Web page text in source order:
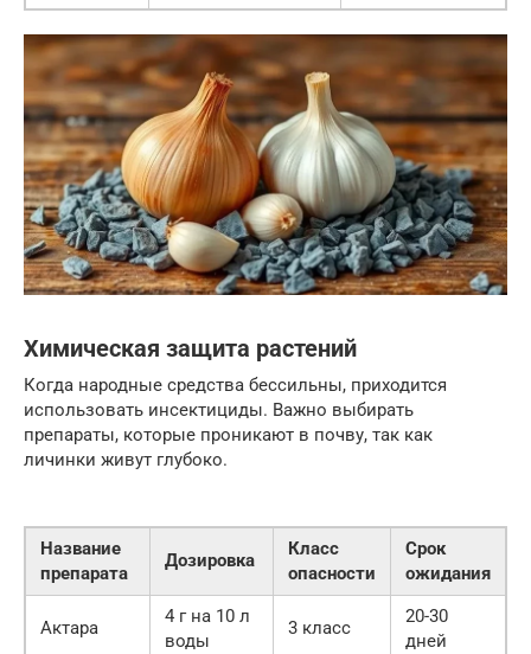
Химическая защита растений
Когда народные средства бессильны, приходится
использовать инсектициды. Важно выбирать
препараты, которые проникают в почву, так как
личинки живут глубоко.
Название
препарата
Дозировка
Класс
опасности
Срок
ожидания
Актара
4 г на 10 л
воды
3 класс
20-30
дней